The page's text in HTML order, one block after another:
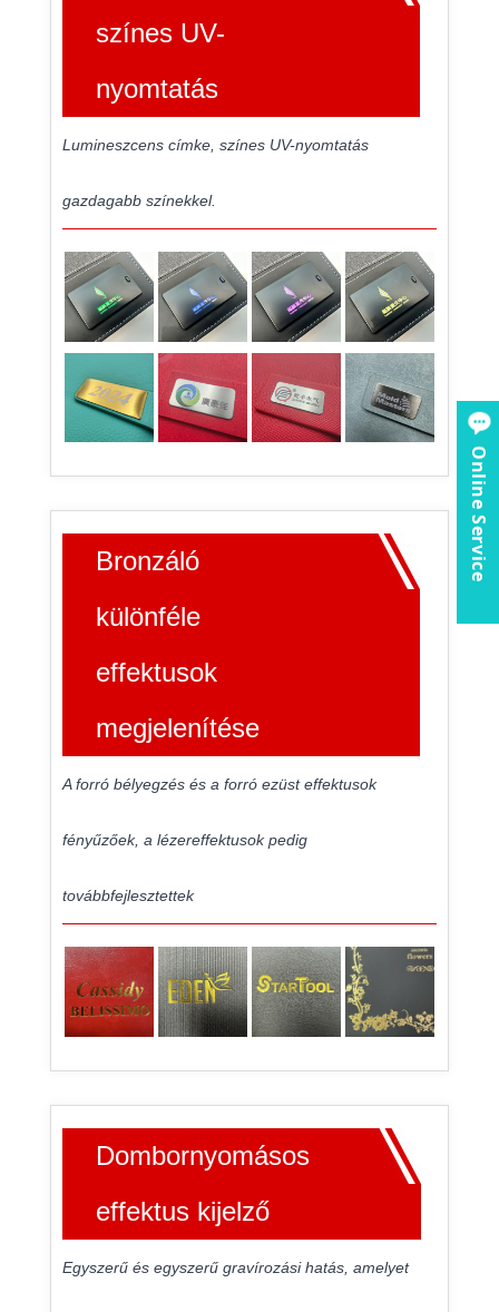
színes UV-
nyomtatás
Lumineszcens címke, színes UV-nyomtatás
gazdagabb színekkel.
Bronzáló
különféle
effektusok
megjelenítése
A forró bélyegzés és a forró ezüst effektusok
fényűzőek, a lézereffektusok pedig
továbbfejlesztettek
Dombornyomásos
effektus kijelző
Egyszerű és egyszerű gravírozási hatás, amelyet
Online Service